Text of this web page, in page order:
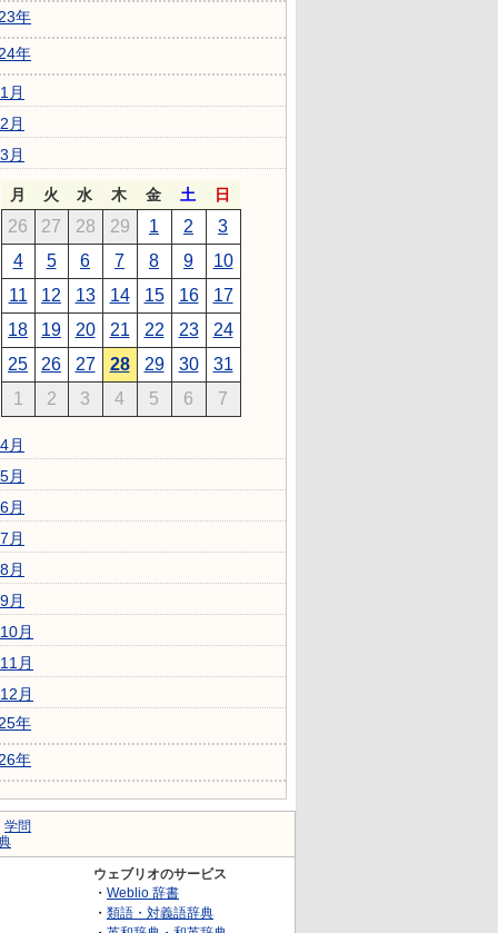
年
年
1月
2月
3月
月 火 水 木 金 土 日
26 27 28 29 1 2
3
4
5 6 7 8 9
10
11
12 13 14 15 16
17
18
19 20 21 22 23
24
25
26 27 28 29 30
31
1
2 3 4 5 6 7
4月
5月
6月
7月
8月
9月
10月
11月
12月
年
年
学問
ウェブリオのサービス
・ Weblio 辞書
・ 類語・対義語辞典